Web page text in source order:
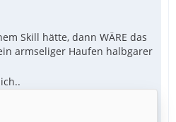
Skill hätte, dann WÄRE das
armseliger Haufen halbgarer